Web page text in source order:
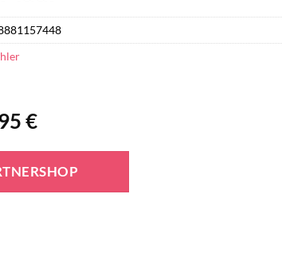
€
€Aktueller
ist:
13,95 €.